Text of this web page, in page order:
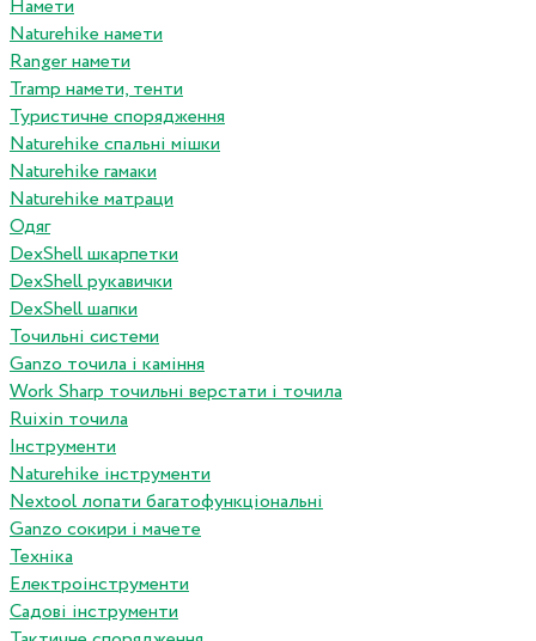
Намети
Naturehike намети
Ranger намети
Tramp намети, тенти
Туристичне спорядження
Naturehike спальні мішки
Naturehike гамаки
Naturehike матраци
Одяг
DexShell шкарпетки
DexShell рукавички
DexShell шапки
Точильні системи
Ganzo точила і каміння
Work Sharp точильні верстати і точила
Ruixin точила
Інструменти
Naturehike інструменти
Nextool лопати багатофункціональні
Ganzo сокири і мачете
Техніка
Електроінструменти
Садові інструменти